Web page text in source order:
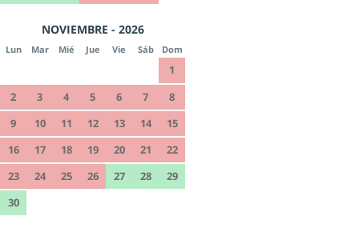
NOVIEMBRE - 2026
Lun Mar Mié Jue Vie Sáb Dom
1
2
3 4 5 6 7
8
9
10 11 12 13 14
15
16
17 18 19 20 21
22
23
24 25 26 27 28
29
30